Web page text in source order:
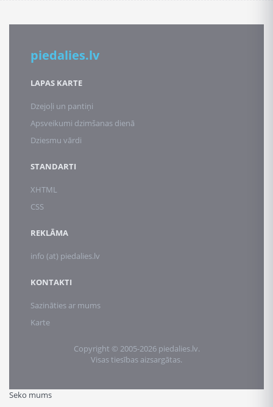
piedalies.lv
LAPAS KARTE
Dzejoļi un pantiņi
Apsveikumi dzimšanas dienā
Dziesmu vārdi
STANDARTI
XHTML
CSS
REKLĀMA
info (at) piedalies.lv
KONTAKTI
Sazināties ar mums
Karte
Copyright © 2005-2026 piedalies.lv.
Visas tiesības aizsargātas.
Seko mums